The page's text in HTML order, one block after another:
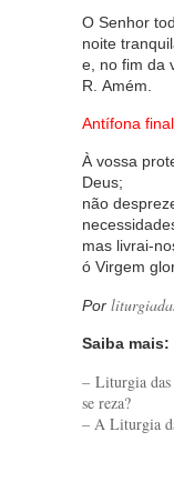
O Senhor
noite
e, no fim da
R. Amém.
Antífona
À vossa
Deus;
não
mas livrai-
ó Virgem
Por
Saiba mais:
– Liturgia das
se reza?
– A Liturgia